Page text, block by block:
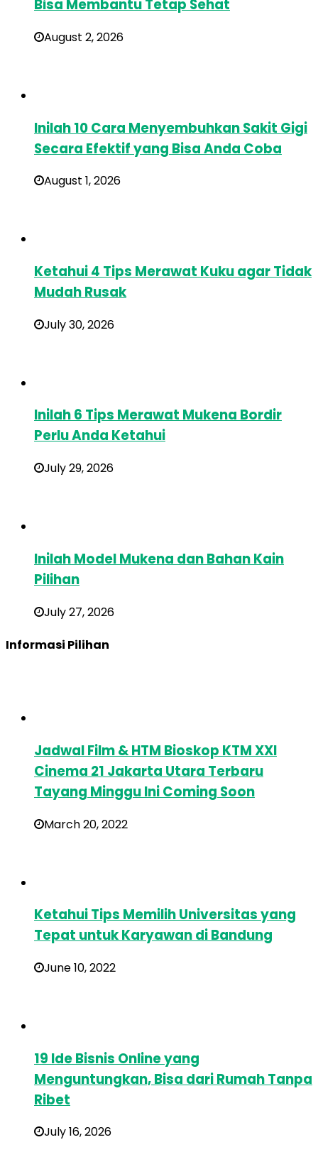
Bisa Membantu Tetap Sehat
August 2, 2026
Inilah 10 Cara Menyembuhkan Sakit Gigi
Secara Efektif yang Bisa Anda Coba
August 1, 2026
Ketahui 4 Tips Merawat Kuku agar Tidak
Mudah Rusak
July 30, 2026
Inilah 6 Tips Merawat Mukena Bordir
Perlu Anda Ketahui
July 29, 2026
Inilah Model Mukena dan Bahan Kain
Pilihan
July 27, 2026
Informasi Pilihan
Jadwal Film & HTM Bioskop KTM XXI
Cinema 21 Jakarta Utara Terbaru
Tayang Minggu Ini Coming Soon
March 20, 2022
Ketahui Tips Memilih Universitas yang
Tepat untuk Karyawan di Bandung
June 10, 2022
19 Ide Bisnis Online yang
Menguntungkan, Bisa dari Rumah Tanpa
Ribet
July 16, 2026